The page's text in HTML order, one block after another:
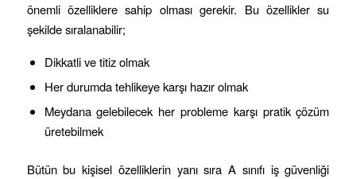
önemli özelliklere sahip olması gerekir. Bu özellikler su
şekilde sıralanabilir;
Dikkatli ve titiz olmak
Her durumda tehlikeye karşı hazır olmak
Meydana gelebilecek her probleme karşı pratik çözüm
üretebilmek
Bütün bu kişisel özelliklerin yanı sıra A sınıfı iş güvenliği